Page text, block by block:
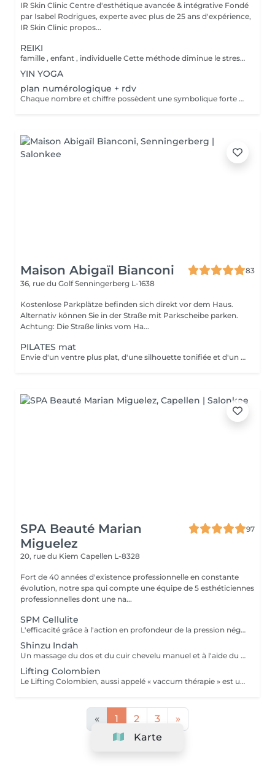
IR Skin Clinic Centre d'esthétique avancée & intégrative Fondé
par Isabel Rodrigues, experte avec plus de 25 ans d'expérience,
IR Skin Clinic propos...
REIKI
famille , enfant , individuelle Cette méthode diminue le stress, relâche les blocages émotionnels, calme les douleurs physiques, et vous amener à un bien-être général, ainsi qu'une paix intérieure. Libère les blocages énergétiques, renforce le système immunitaire, atténue la douleur et élimine les toxines du corps
YIN YOGA
plan numérologique + rdv
Chaque nombre et chiffre possèdent une symbolique forte et connue depuis la nuit des temps. Plusieurs outils sont à votre disposition pour découvrir votre personnalité, votre avenir ou tout simplement trouver des réponses précises à vos questions.
Maison Abigaïl Bianconi
83
36, rue du GolfSenningerberg L-1638
Kostenlose Parkplätze befinden sich direkt vor dem Haus.
Alternativ können Sie in der Straße mit Parkscheibe parken.
Achtung: Die Straße links vom Ha...
PILATES mat
Envie d'un ventre plus plat, d'une silhouette tonifiée et d'un regain d'énergie ? Rejoignez mon cours de Pilates Mat en petit groupe ! Chaque séance vous fait travailler les abdominaux profonds, améliore votre posture, soulage le mal de dos et sculpte votre corps efficacement. Avec seulement 5 places disponibles, vous profitez d'un suivi personnalisé et de corrections adaptées pour maximiser vos résultats. Merci de prévoir l'appoint en espèces. 36 rue du Golf L-1638 Senningerberg Parking gratuit Toute réservation non honorée est due. Toute réservation non annulée 48h avant est due.
SPA Beauté Marian
Miguelez
97
20, rue du Kiem Capellen L-8328
Fort de 40 années d'existence professionnelle en constante
évolution, notre spa qui compte une équipe de 5 esthéticiennes
professionnelles dont une na...
SPM Cellulite
L'efficacité grâce à l'action en profondeur de la pression négative. Technique originale du "palper - rouler" Drainage, régénération et raffermissement des tissus du visage, du buste et du corps. Pour tous types de peaux. Traitements spécifiques contre les vergetures, la cellulite et bien d'autres. Maîtriser peau d'orange, culotte de cheval et tissus conjonctif faible grâce au SPM Digital ! Le SPM le multi -talent dont on ne peut plus se passer. Raffermir et regalber la poitrine sans appel à la chirurgie, l'un des nombreux traitements spécifiques.
Shinzu Indah
Un massage du dos et du cuir chevelu manuel et à l'aide du Rama, cet outil en métal kansa parfaitement adapté au travail des méridiens, des mémoires, des blocages émotionnels du dos. Pour une détente profonde et un véritable reset sur le plan émotionnel!
Lifting Colombien
Le Lifting Colombien, aussi appelé « vaccum thérapie » est une technique non chirurgicale, pratiquée à l'aide de ventouses qui exercent une aspiration pour casser les dépôts de cellulite et de graisse, éliminer les toxines, améliorer le drainage et restaurer l'élasticité de la peau.
« 1 2 3
»
Karte